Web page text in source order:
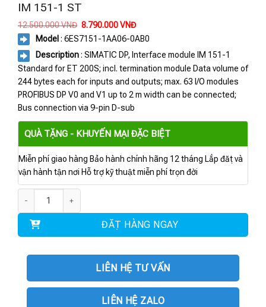
IM 151-1 ST
12.500.000VNĐ Giá
là:
12.500.000 VNĐ.
8.790.000VNĐGiá
tại
8.790.000 VNĐ.
Model : 6ES7151-1AA06-0AB0
Description: SIMATIC DP, Interface module IM 151-1
Standard for ET 200S; incl. termination module Data volume of
244 bytes each for inputs and outputs; max. 63 I/O modules
PROFIBUS DP V0 and V1 up to 2 m width can be connected;
Bus connection via 9-pin D-sub
QUÀ TẶNG - KHUYẾN MẠI ĐẶC BIỆT
Miễn phí giao hàng Bảo hành chính hãng 12 tháng Lắp đặt và
vận hành tận nơi Hỗ trợ kỹ thuật miễn phí trọn đời
ĐẶT HÀNG NGAY
LIÊN HỆ TƯ VẤN
LIÊN HỆ ZALO